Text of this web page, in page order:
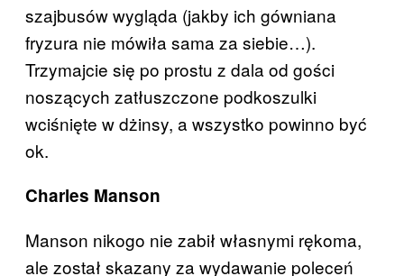
szajbusów wygląda (jakby ich gówniana
fryzura nie mówiła sama za siebie…).
Trzymajcie się po prostu z dala od gości
noszących zatłuszczone podkoszulki
wciśnięte w dżinsy, a wszystko powinno być
ok.
Charles Manson
Manson nikogo nie zabił własnymi rękoma,
ale został skazany za wydawanie poleceń